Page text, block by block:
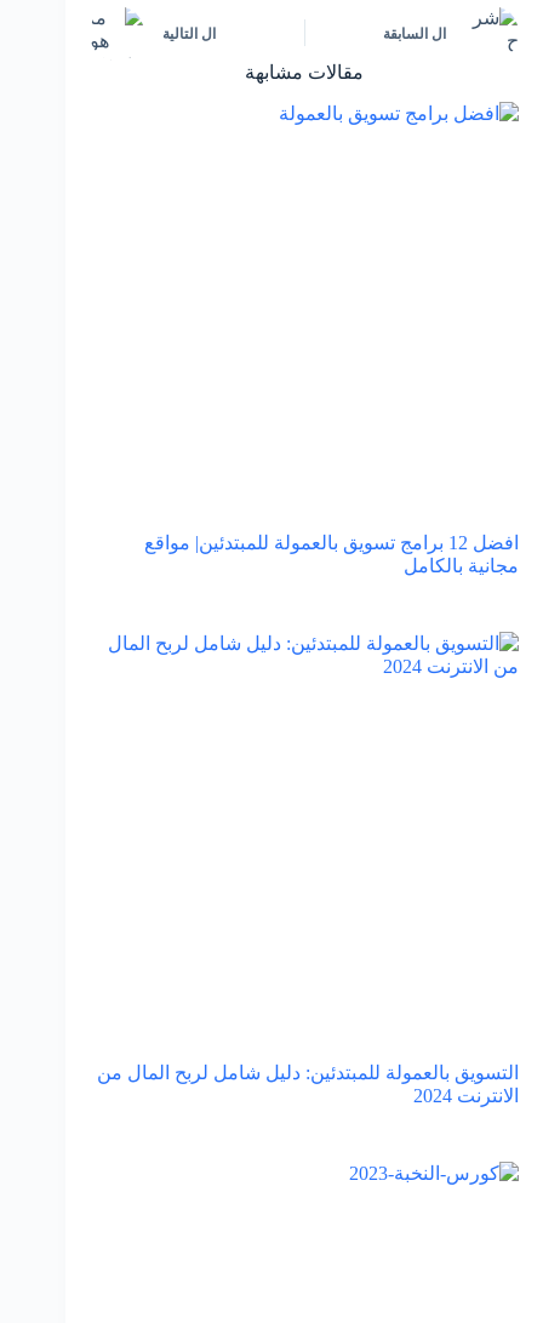
ال السابقة ال التالية
مقالات مشابهة
افضل 12 برامج تسويق بالعمولة للمبتدئين| مواقع
مجانية بالكامل
التسويق بالعمولة للمبتدئين: دليل شامل لربح المال من
الانترنت 2024